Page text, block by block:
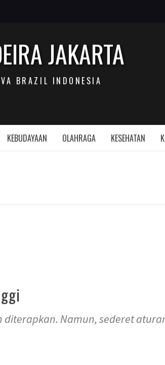
JAKARTA
BRAZIL INDONESIA
KEBUDAYAAN OLAHRAGA KESEHATAN
Namun, sederet